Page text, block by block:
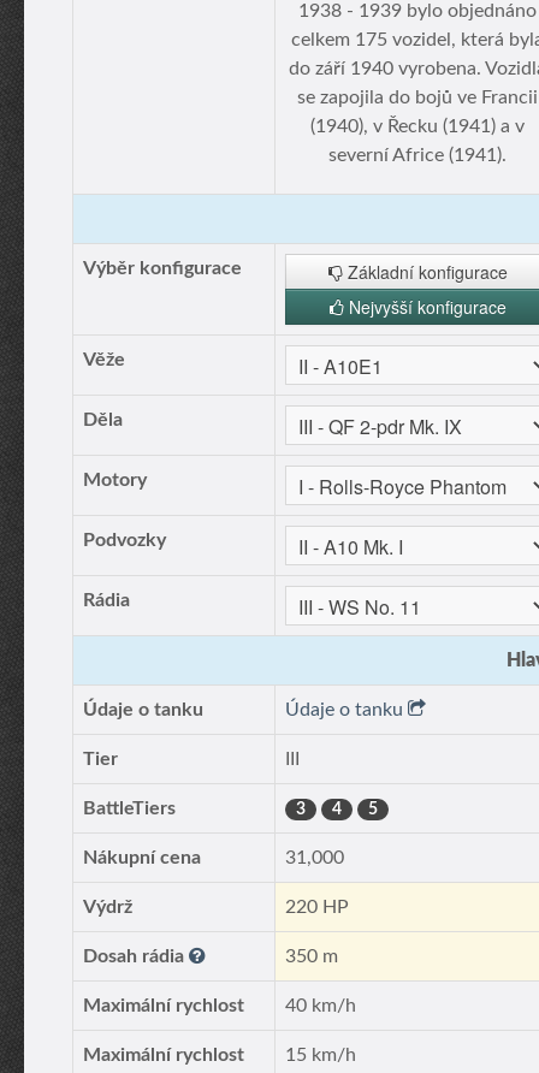
1938 - 1939 bylo objednáno
celkem 175 vozidel, která
do září 1940 vyrobena.
se zapojila do bojů ve Francii
(1940), v Řecku (1941) a v
severní Africe (1941).
Výběr konfigurace
Základní konfigurace
Nejvyšší konfigurace
Věže
Děla
Motory
Podvozky
Rádia
Údaje o tanku Údaje o tanku
Tier
BattleTiers 3 4 5
Nákupní cena 31,000
Výdrž 220 HP
Dosah rádia 350 m
Maximální rychlost 40 km/h
Maximální rychlost
15 km/h